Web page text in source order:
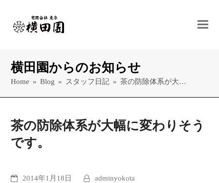
横田園からのお知らせ
Home » Blog » スタッフ日記 » 茶の防除体系が大…
茶の防除体系が大幅に変わりそう
です。
2014年1月18日
adminyokota